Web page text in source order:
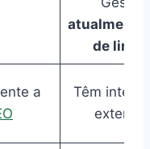
atualmente
de linha
a
Têm
externo⁸